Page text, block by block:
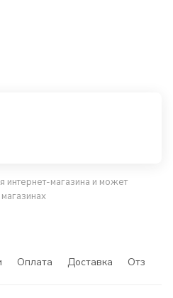
интернет-магазина и может
Оплата Доставка Отзывы